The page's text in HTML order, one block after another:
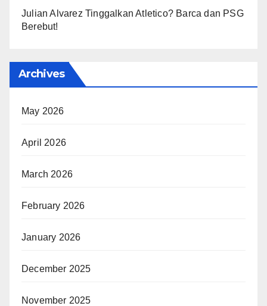
Julian Alvarez Tinggalkan Atletico? Barca dan PSG
Berebut!
Archives
May 2026
April 2026
March 2026
February 2026
January 2026
December 2025
November 2025